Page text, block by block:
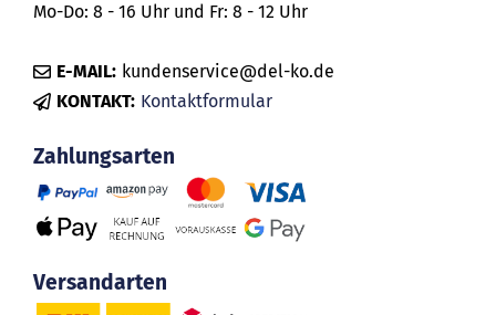
Mo-Do: 8 - 16 Uhr und Fr: 8 - 12 Uhr
E-MAIL: kundenservice@del-ko.de
KONTAKT: Kontaktformular
Zahlungsarten
Versandarten